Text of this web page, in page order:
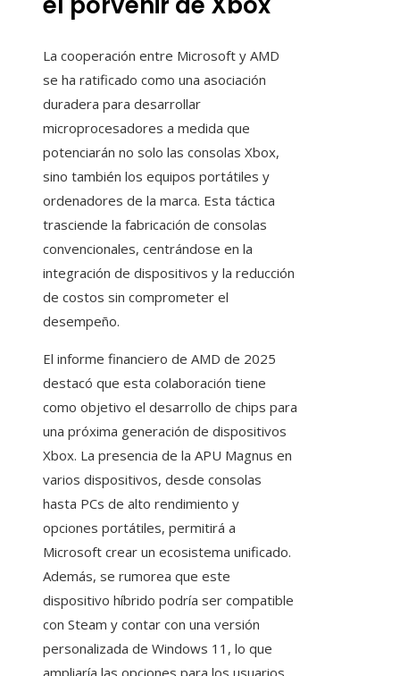
La cooperación entre Microsoft y AMD
se ha ratificado como una asociación
duradera para desarrollar
microprocesadores a medida que
potenciarán no solo las consolas Xbox,
sino también los equipos portátiles y
ordenadores de la marca. Esta táctica
trasciende la fabricación de consolas
convencionales, centrándose en la
integración de dispositivos y la reducción
de costos sin comprometer el
desempeño.
El informe financiero de AMD de 2025
destacó que esta colaboración tiene
como objetivo el desarrollo de chips para
una próxima generación de dispositivos
Xbox. La presencia de la APU Magnus en
varios dispositivos, desde consolas
hasta PCs de alto rendimiento y
opciones portátiles, permitirá a
Microsoft crear un ecosistema unificado.
Además, se rumorea que este
dispositivo híbrido podría ser compatible
con Steam y contar con una versión
personalizada de Windows 11, lo que